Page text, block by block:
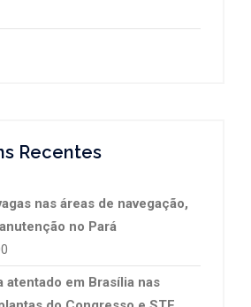
Recentes
nas áreas de navegação,
no Pará
atentado em Brasília nas